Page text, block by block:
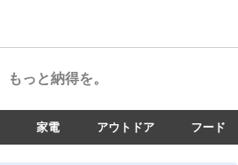
もっと納得を。
家電 アウトドア フード